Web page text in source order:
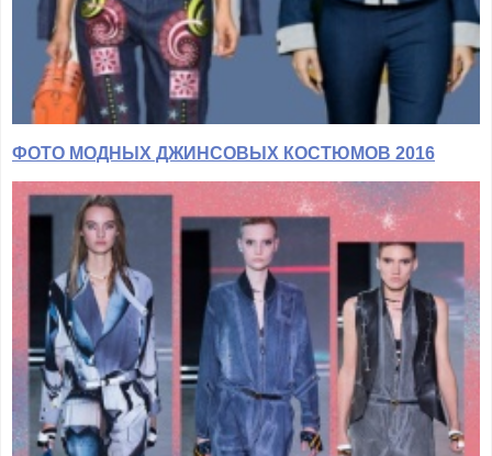
ФОТО МОДНЫХ ДЖИНСОВЫХ КОСТЮМОВ 2016